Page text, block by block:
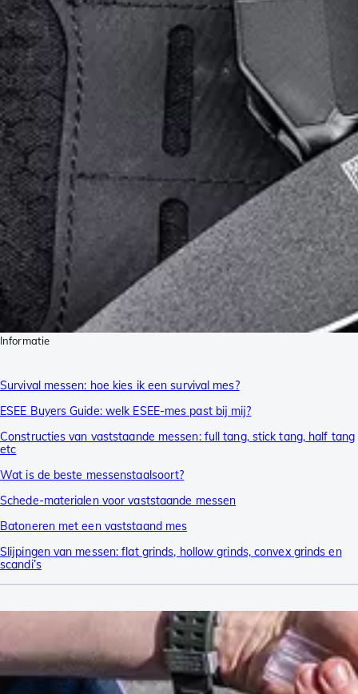
Informatie
Survival messen: hoe kies ik een survival mes?
ESEE Buyers Guide: welk ESEE-mes past bij mij?
Constructies van vaststaande messen: full tang, stick tang, half tang
etc
Wat is de beste messenstaalsoort?
Schede-materialen voor vaststaande messen
Batoneren met een vaststaand mes
Slijpingen van messen: flat grinds, hollow grinds, convex grinds en
scandi’s